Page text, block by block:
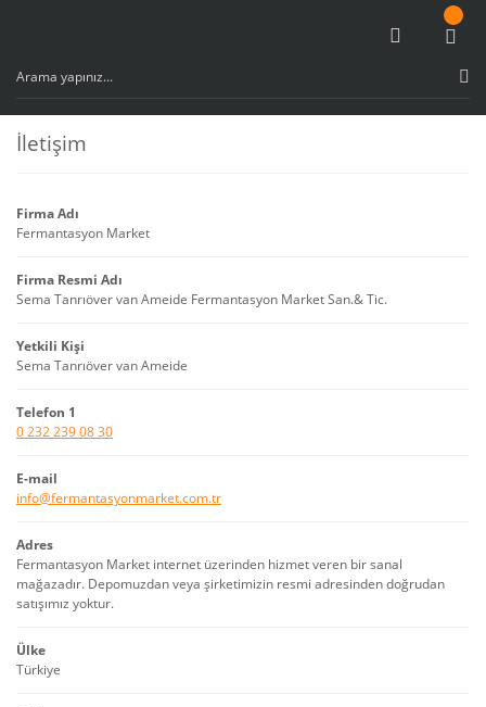
İletişim
Firma Adı
Fermantasyon Market
Firma Resmi Adı
Sema Tanrıöver van Ameide Fermantasyon Market San.& Tic.
Yetkili Kişi
Sema Tanrıöver van Ameide
Telefon 1
0 232 239 08 30
E-mail
info@fermantasyonmarket.com.tr
Adres
Fermantasyon Market internet üzerinden hizmet veren bir sanal
mağazadır. Depomuzdan veya şirketimizin resmi adresinden doğrudan
satışımız yoktur.
Ülke
Türkiye